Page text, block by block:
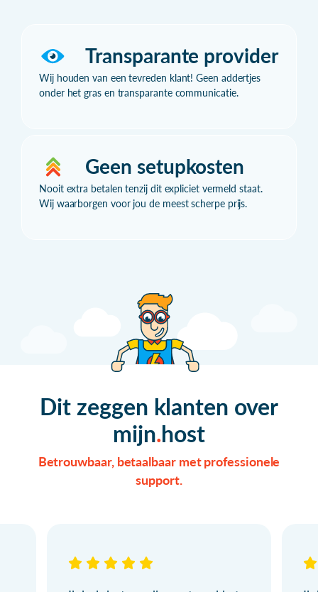
Transparante provider
Wij houden van een tevreden klant! Geen addertjes
onder het gras en transparante communicatie.
Geen setupkosten
Nooit extra betalen tenzij dit expliciet vermeld staat.
Wij waarborgen voor jou de meest scherpe prijs.
Dit zeggen klanten over
mijn host
Betrouwbaar, betaalbaar met professionele
support.